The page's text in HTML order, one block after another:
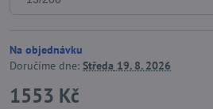
Na objednávku
Doručíme dne: Středa 19. 8. 2026
1553 Kč